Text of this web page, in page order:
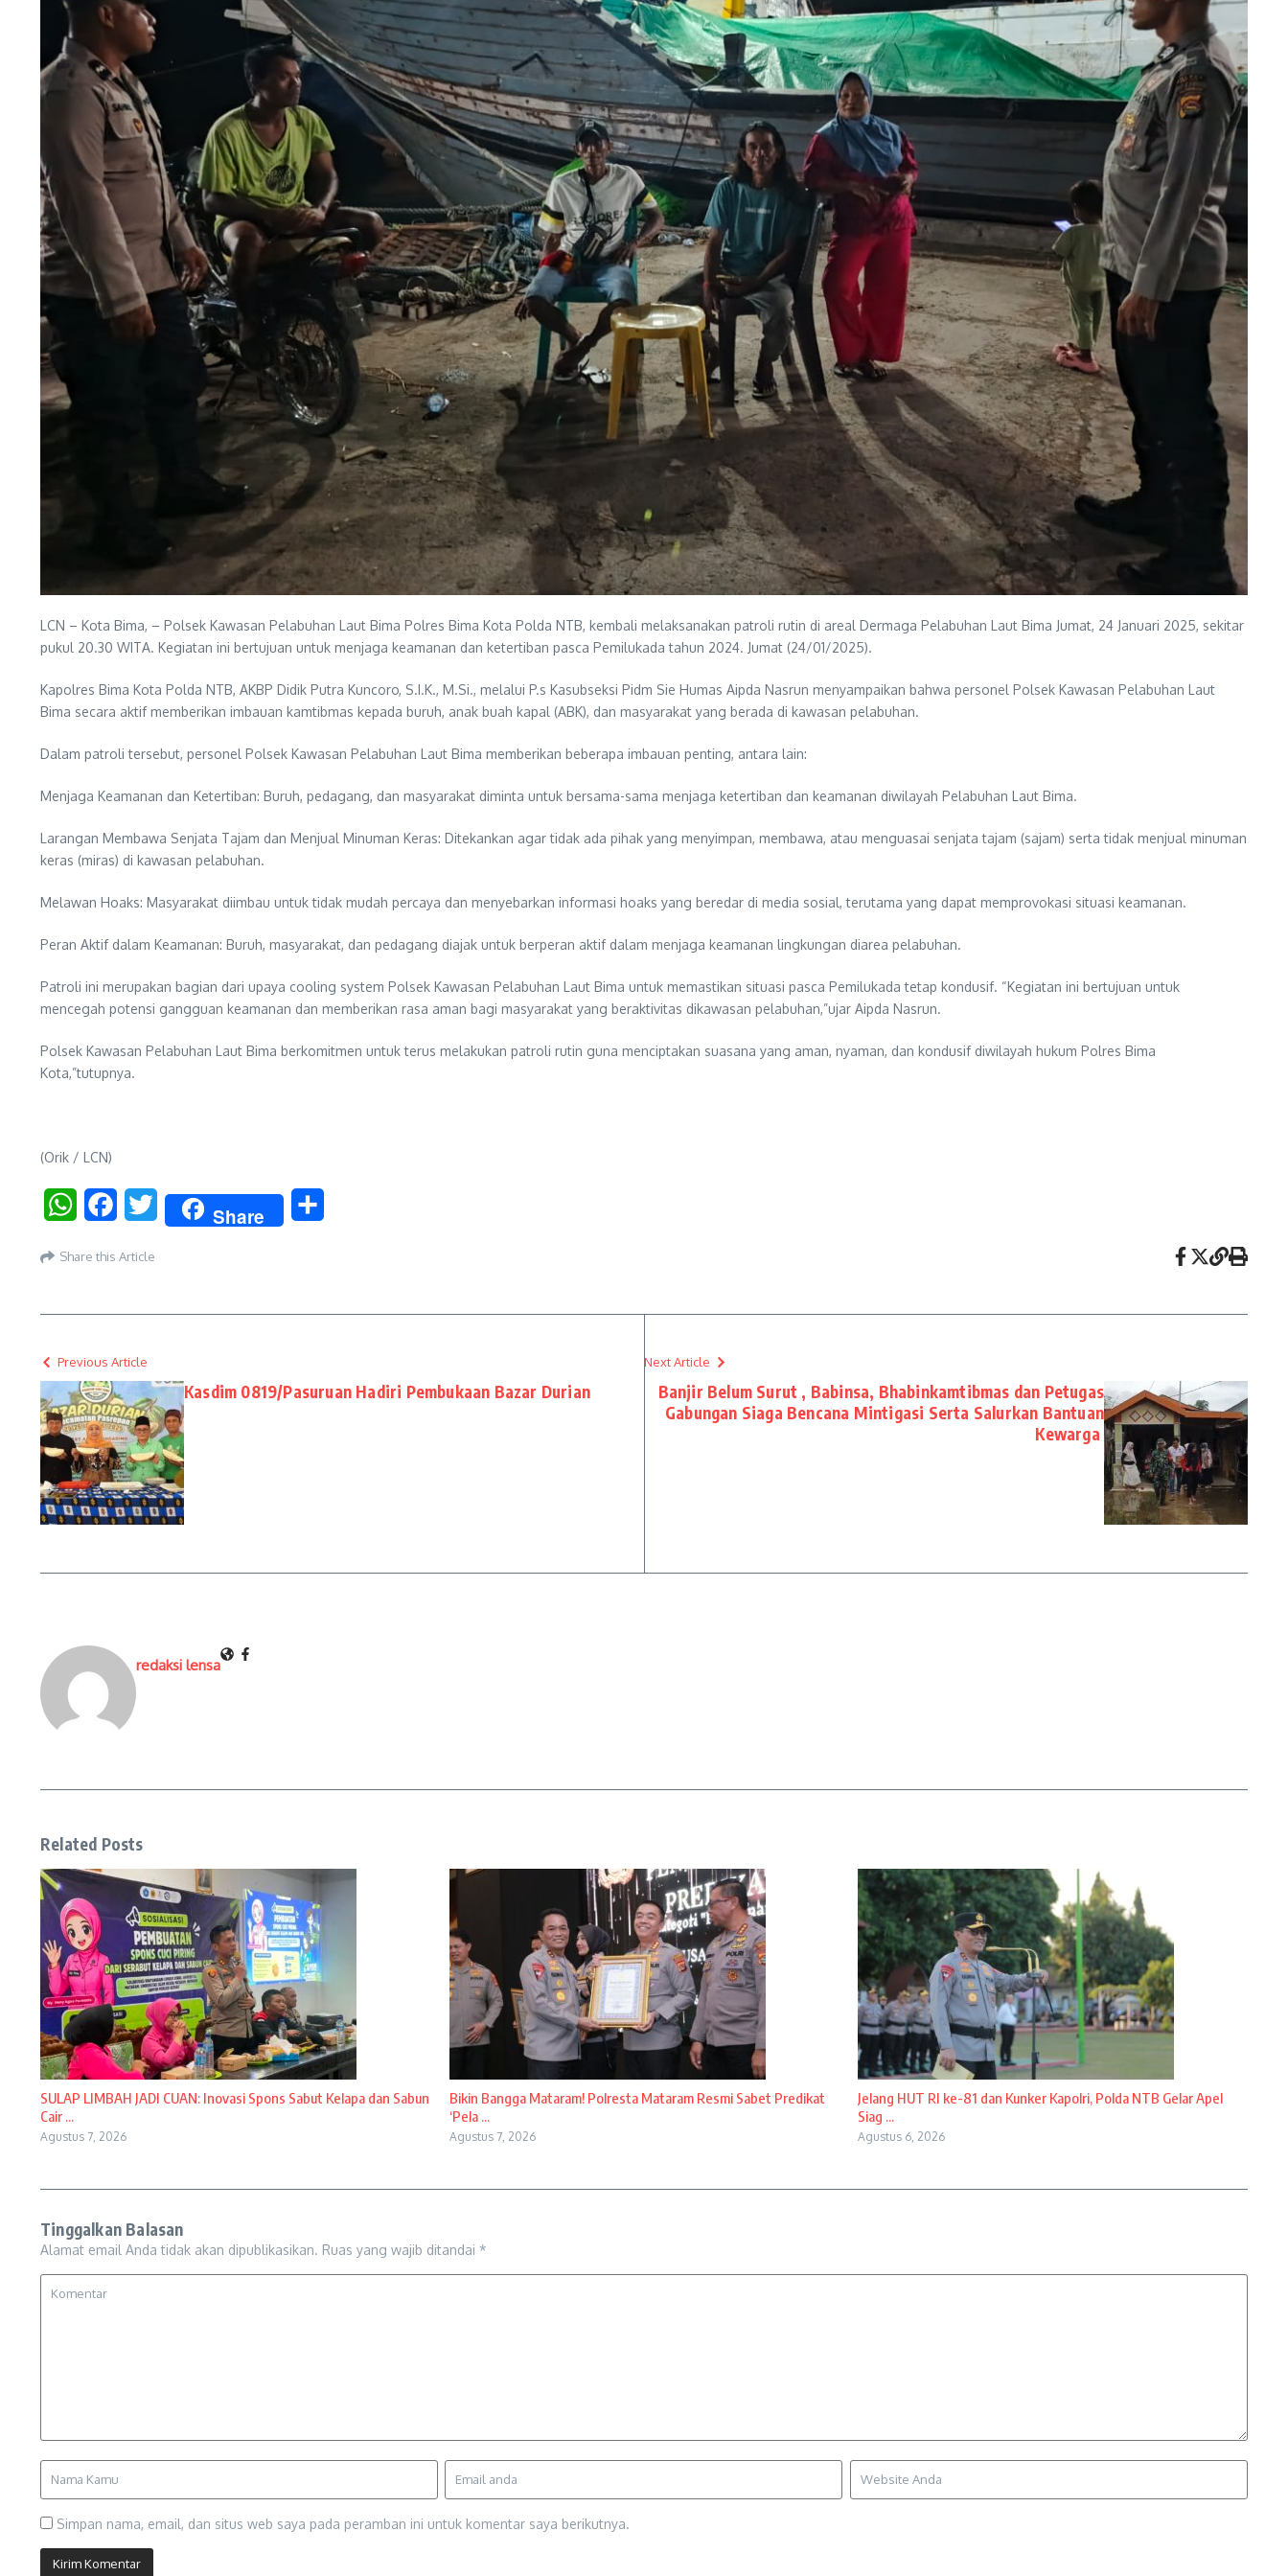
LCN – Kota Bima, – Polsek Kawasan Pelabuhan Laut Bima Polres Bima Kota Polda NTB, kembali melaksanakan patroli rutin di areal Dermaga Pelabuhan Laut Bima Jumat, 24 Januari 2025, sekitar
pukul 20.30 WITA. Kegiatan ini bertujuan untuk menjaga keamanan dan ketertiban pasca Pemilukada tahun 2024. Jumat (24/01/2025).
Kapolres Bima Kota Polda NTB, AKBP Didik Putra Kuncoro, S.I.K., M.Si., melalui P.s Kasubseksi Pidm Sie Humas Aipda Nasrun menyampaikan bahwa personel Polsek Kawasan Pelabuhan Laut
Bima secara aktif memberikan imbauan kamtibmas kepada buruh, anak buah kapal (ABK), dan masyarakat yang berada di kawasan pelabuhan.
Dalam patroli tersebut, personel Polsek Kawasan Pelabuhan Laut Bima memberikan beberapa imbauan penting, antara lain:
Menjaga Keamanan dan Ketertiban: Buruh, pedagang, dan masyarakat diminta untuk bersama-sama menjaga ketertiban dan keamanan diwilayah Pelabuhan Laut Bima.
Larangan Membawa Senjata Tajam dan Menjual Minuman Keras: Ditekankan agar tidak ada pihak yang menyimpan, membawa, atau menguasai senjata tajam (sajam) serta tidak menjual minuman
keras (miras) di kawasan pelabuhan.
Melawan Hoaks: Masyarakat diimbau untuk tidak mudah percaya dan menyebarkan informasi hoaks yang beredar di media sosial, terutama yang dapat memprovokasi situasi keamanan.
Peran Aktif dalam Keamanan: Buruh, masyarakat, dan pedagang diajak untuk berperan aktif dalam menjaga keamanan lingkungan diarea pelabuhan.
Patroli ini merupakan bagian dari upaya cooling system Polsek Kawasan Pelabuhan Laut Bima untuk memastikan situasi pasca Pemilukada tetap kondusif. “Kegiatan ini bertujuan untuk
mencegah potensi gangguan keamanan dan memberikan rasa aman bagi masyarakat yang beraktivitas dikawasan pelabuhan,”ujar Aipda Nasrun.
Polsek Kawasan Pelabuhan Laut Bima berkomitmen untuk terus melakukan patroli rutin guna menciptakan suasana yang aman, nyaman, dan kondusif diwilayah hukum Polres Bima
Kota,”tutupnya.
(Orik / LCN)
WhatsAppFacebookTwitter Share
Share this Article
Previous Article
Kasdim 0819/Pasuruan Hadiri Pembukaan Bazar Durian
Next Article
Banjir Belum Surut , Babinsa, Bhabinkamtibmas dan Petugas
Gabungan Siaga Bencana Mintigasi Serta Salurkan Bantuan
Kewarga
redaksi lensa
Related Posts
SULAP LIMBAH JADI CUAN: Inovasi Spons Sabut Kelapa dan Sabun
Cair ...
Agustus 7, 2026
Bikin Bangga Mataram! Polresta Mataram Resmi Sabet Predikat
‘Pela ...
Agustus 7, 2026
Jelang HUT RI ke-81 dan Kunker Kapolri, Polda NTB Gelar Apel
Siag ...
Agustus 6, 2026
Tinggalkan Balasan
Alamat email Anda tidak akan dipublikasikan. Ruas yang wajib ditandai *
Simpan nama, email, dan situs web saya pada peramban ini untuk komentar saya berikutnya.